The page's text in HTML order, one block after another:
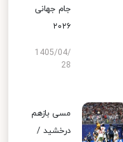
جام جهانی
۲۰۲۶
1405/04/
28
مسی بازهم
درخشید /